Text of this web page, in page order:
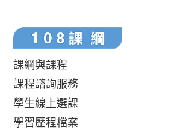
課綱與課程
課程諮詢服務
學生線上選課
學習歷程檔案